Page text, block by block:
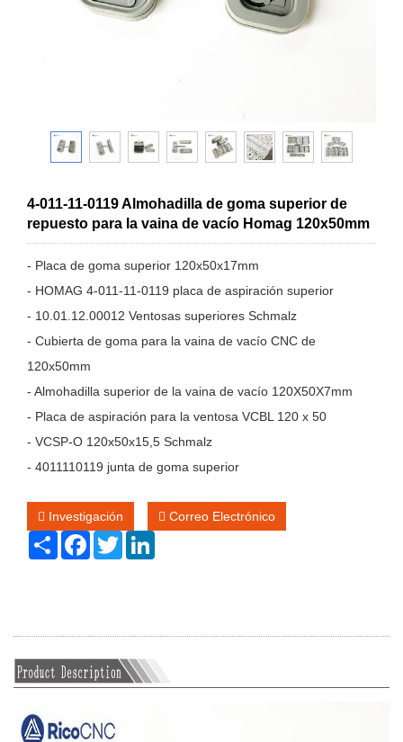
4-011-11-0119 Almohadilla de goma superior de
repuesto para la vaina de vacío Homag 120x50mm
- Placa de goma superior 120x50x17mm
- HOMAG 4-011-11-0119 placa de aspiración superior
- 10.01.12.00012 Ventosas superiores Schmalz
- Cubierta de goma para la vaina de vacío CNC de
120x50mm
- Almohadilla superior de la vaina de vacío 120X50X7mm
- Placa de aspiración para la ventosa VCBL 120 x 50
- VCSP-O 120x50x15,5 Schmalz
- 4011110119 junta de goma superior
Investigación
Correo Electrónico
Share FacebookTwitter